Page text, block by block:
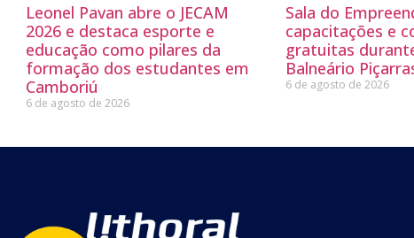
Leonel Pavan abre o JECAM
2026 e destaca esporte e
educação como pilares da
formação dos estudantes em
Camboriú
6 de agosto de 2026
Sala do
capacitações e
gratuitas
Balneário
6 de agosto de 2026